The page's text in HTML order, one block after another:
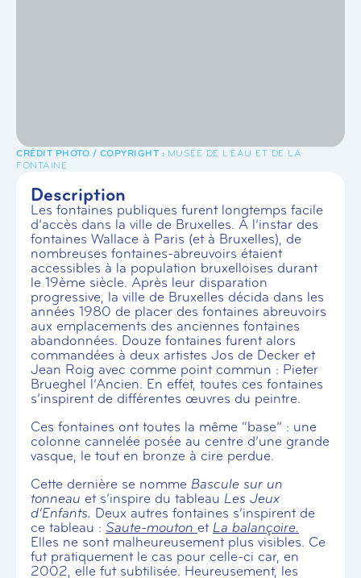
MUSÉE DE L'EAU ET DE LA
FONTAINE
Description
Les fontaines publiques furent longtemps facile
d’accès dans la ville de Bruxelles. À l’instar des
fontaines Wallace à Paris (et à Bruxelles), de
nombreuses fontaines-abreuvoirs étaient
accessibles à la population bruxelloises durant
le 19ème siècle. Après leur disparation
progressive, la ville de Bruxelles décida dans les
années 1980 de placer des fontaines abreuvoirs
aux emplacements des anciennes fontaines
abandonnées. Douze fontaines furent alors
commandées à deux artistes Jos de Decker et
Jean Roig avec comme point commun : Pieter
Brueghel l’Ancien. En effet, toutes ces fontaines
s’inspirent de différentes œuvres du peintre.
Ces fontaines ont toutes la même “base” : une
colonne cannelée posée au centre d’une grande
vasque, le tout en bronze à cire perdue.
Cette dernière se nomme Bascule sur un
tonneau et s’inspire du tableau Les Jeux
d’Enfants. Deux autres fontaines s’inspirent de
ce tableau : Saute-mouton et La balançoire.
Elles ne sont malheureusement plus visibles. Ce
fut pratiquement le cas pour celle-ci car, en
2002, elle fut subtilisée. Heureusement, les